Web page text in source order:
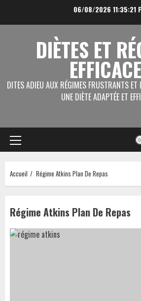
06/08/2026 11:35:21
DIÈTES ET
DITES ADIEU AUX RÉGIMES FRUSTRANTS ET
UNE DIÈTE ADAPTÉE ET
Menu
principal
Accueil Régime Atkins Plan De Repas
Régime Atkins Plan De Repas